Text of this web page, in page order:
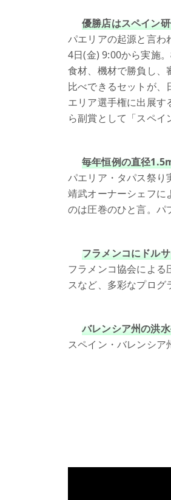
優勝店はスペイン
パエリアの起源と言わ
4日(金) 9:00から実施
食材、機材で勝負し、
比べできるセットが
エリア選手権に出展
ら副賞として「スペイ
毎年恒例の直径
パエリア・タパス祭り
靖武オーナーシェフに
のは圧巻のひと言。パ
フラメンコにドル
フラメンコ協会による
スなど、多彩なプログ
バレンシア州の洪
スペイン・バレンシア